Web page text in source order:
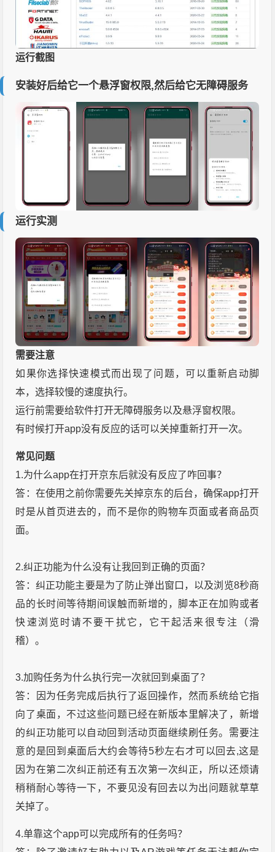
运行截图
安装好后给它一个悬浮窗权限,然后给它无障碍服务
运行实测
需要注意
如果你选择快速模式而出现了问题，可以重新启动脚
本，选择较慢的速度执行。
运行前需要给软件打开无障碍服务以及悬浮窗权限。
有时候打开app没有反应的话可以关掉重新打开一次。
常见问题
1.为什么app在打开京东后就没有反应了咋回事？
答：在使用之前你需要先关掉京东的后台，确保app打开
时是从首页进去的，而不是你的购物车页面或者商品页
面。
2.纠正功能为什么没有让我回到正确的页面？
答：纠正功能主要是为了防止弹出窗口，以及浏览8秒商
品的长时间等待期间误触而新增的，脚本正在加购或者
快速浏览时请不要干扰它，它干起活来很专注（滑
稽）。
3.加购任务为什么执行完一次就回到桌面了？
答：因为任务完成后执行了返回操作，然而系统给它指
向了桌面，不过这些问题已经在新版本里解决了，新增
的纠正功能可以自动回到活动页面继续刷任务。需要注
意的是回到桌面后大约会等待5秒左右才可以回去,这是
因为在第二次纠正前还有五次第一次纠正，所以还烦请
稍稍耐心等待一下，不要见没有回去以为出问题就草草
关掉了。
4.单靠这个app可以完成所有的任务吗？